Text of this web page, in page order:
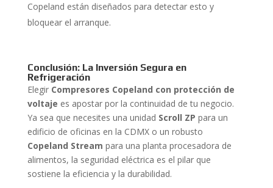
Copeland están diseñados para detectar esto y
bloquear el arranque.
Conclusión: La Inversión Segura en
Refrigeración
Elegir Compresores Copeland con protección de
voltaje es apostar por la continuidad de tu negocio.
Ya sea que necesites una unidad Scroll ZP para un
edificio de oficinas en la CDMX o un robusto
Copeland Stream para una planta procesadora de
alimentos, la seguridad eléctrica es el pilar que
sostiene la eficiencia y la durabilidad.